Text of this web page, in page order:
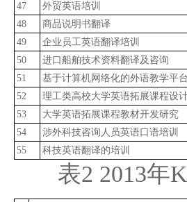
47
外贸英语培训
48
商品说明书翻译
49
企业员工英语翻译培训
50
进口船舶技术资料翻译及咨询
51
基于计算机网络化的外语教学平
52
理工类高校大学英语拓展课程设
53
大学英语拓展课程教材开发研究
54
涉外科技咨询人员英语口语培训
55
科技英语翻译的培训
表2 2013年